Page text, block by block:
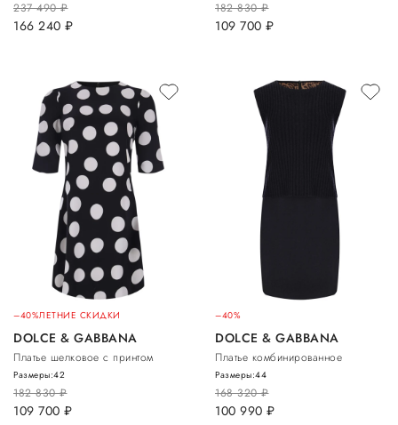
237 490руб.
166 240 руб.
182 830руб.
109 700 руб.
–40%ЛЕТНИЕ СКИДКИ
DOLCE & GABBANA
Платье шелковое с принтом
182 830руб.
109 700 руб.
Размеры:42
–40%
DOLCE & GABBANA
Платье комбинированное
168 320руб.
100 990 руб.
Размеры:44